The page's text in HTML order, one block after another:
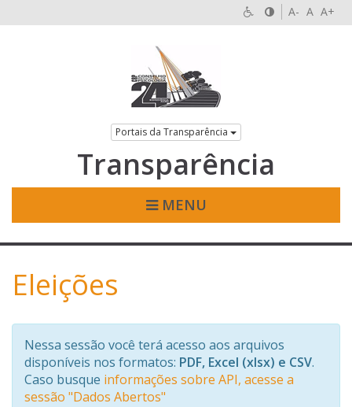
A- A A+
Portais da Transparência
Transparência
MENU
Eleições
Nessa sessão você terá acesso aos arquivos
disponíveis nos formatos: PDF, Excel (xlsx) e CSV.
Caso busque informações sobre API, acesse a
sessão "Dados Abertos"